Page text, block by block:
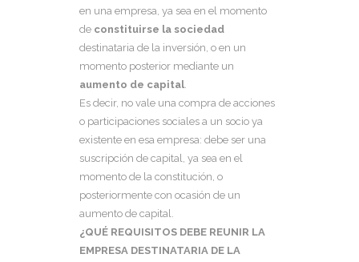
en una empresa, ya sea en el momento
de constituirse la sociedad
destinataria de la inversión, o en un
momento posterior mediante un
aumento de capital.
Es decir, no vale una compra de acciones
o participaciones sociales a un socio ya
existente en esa empresa: debe ser una
suscripción de capital, ya sea en el
momento de la constitución, o
posteriormente con ocasión de un
aumento de capital.
¿QUÉ REQUISITOS DEBE REUNIR LA
EMPRESA DESTINATARIA DE LA